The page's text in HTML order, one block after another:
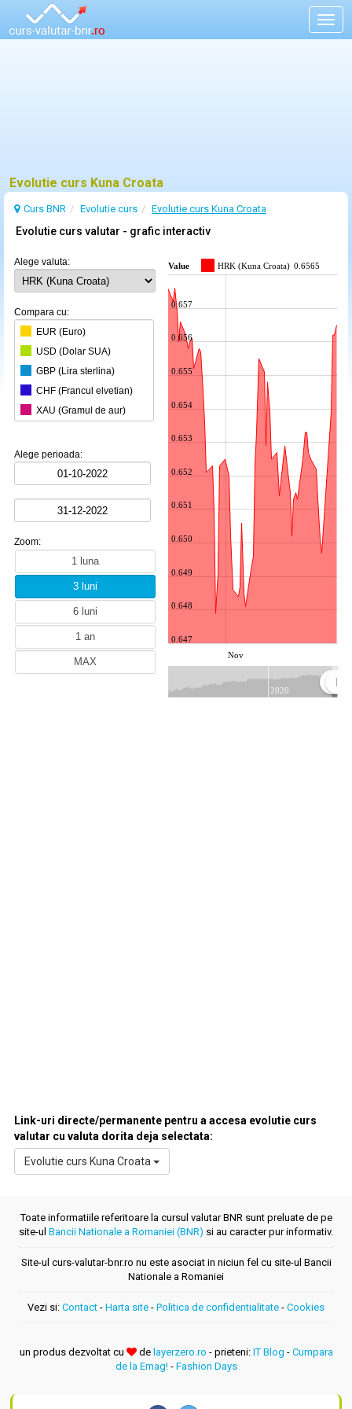
Evolutie curs Kuna Croata
Curs BNR Evolutie curs Evolutie curs Kuna Croata
Evolutie curs valutar - grafic interactiv
Alege valuta:
Compara cu:
EUR (Euro)
USD (Dolar SUA)
GBP (Lira sterlina)
CHF (Francul elvetian)
XAU (Gramul de aur)
MDL (Leul moldovenesc)
JPY (100 Yeni japonezi)
CAD (Dolarul canadian)
DKK (Coroana daneza)
EGP (Lira egipteana)
NOK (Coroana norvegiana)
PLN (Zlotul polonez)
RUB (Rubla ruseasca)
SEK (Coroana suedeza)
TRY (Lira turceasca)
Alege perioada:
Zoom:
Value HRK (Kuna Croata) 0.6565
Nov
0.647
0.648
0.649
0.650
0.651
0.652
0.653
0.654
0.655
0.656
0.657
2020
Link-uri directe/permanente pentru a accesa evolutie curs
valutar cu valuta dorita deja selectata:
Evolutie curs Kuna Croata
Toate informatiile referitoare la cursul valutar BNR sunt preluate de pe
site-ul Bancii Nationale a Romaniei (BNR) si au caracter pur informativ.
Site-ul curs-valutar-bnr.ro nu este asociat in niciun fel cu site-ul Bancii
Nationale a Romaniei
Vezi si: Contact - Harta site - Politica de confidentialitate - Cookies
un produs dezvoltat cu de layerzero.ro - prieteni: IT Blog - Cumpara
de la Emag!- Fashion Days